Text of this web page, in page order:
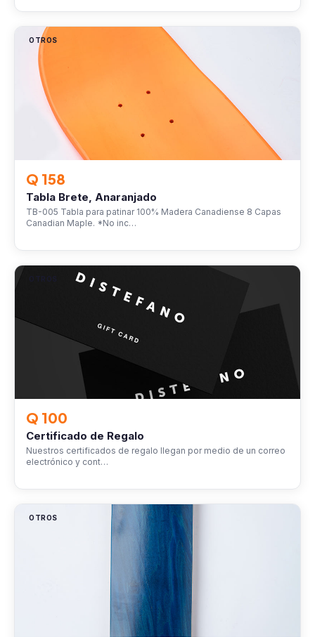
OTROS
Q 158
Tabla Brete, Anaranjado
TB-005 Tabla para patinar 100% Madera Canadiense 8 Capas
Canadian Maple. *No inc…
OTROS
Q 100
Certificado de Regalo
Nuestros certificados de regalo llegan por medio de un correo
electrónico y cont…
OTROS